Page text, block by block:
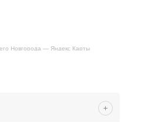
Новгорода — Яндекс Карты